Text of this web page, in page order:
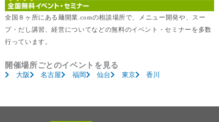
全国８ヶ所にある麺開業.comの相談場所で、メニュー開発や、スー
プ・だし講習、経営についてなどの無料のイベント・セミナーを多数
行っています。
開催場所ごとのイベントを見る
大阪 名古屋 福岡 仙台 東京 香川